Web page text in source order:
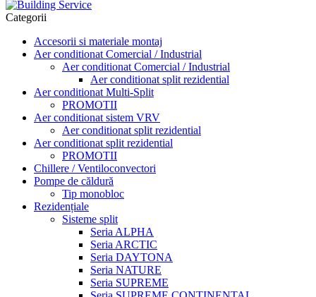
Categorii
Accesorii si materiale montaj
Aer conditionat Comercial / Industrial
Aer conditionat Comercial / Industrial
Aer conditionat split rezidential
Aer conditionat Multi-Split
PROMOTII
Aer conditionat sistem VRV
Aer conditionat split rezidential
Aer conditionat split rezidential
PROMOTII
Chillere / Ventiloconvectori
Pompe de căldură
Tip monobloc
Rezidențiale
Sisteme split
Seria ALPHA
Seria ARCTIC
Seria DAYTONA
Seria NATURE
Seria SUPREME